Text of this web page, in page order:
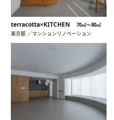
terracotta×KITCHEN 70㎡〜80㎡
東京都 ／マンションリノベーション